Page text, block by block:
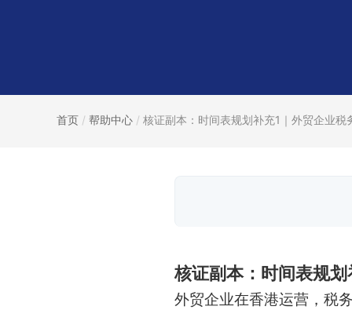
首页 / 帮助中心 / 核证副本：时间表规划补充1｜外贸企业税
核证副本：时间表规
外贸企业在香港运营，税